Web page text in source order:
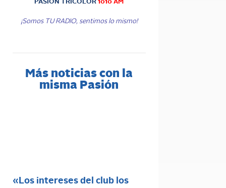
PASIÓN TRICOLOR1010 AM
¡Somos TU RADIO, sentimos lo mismo!
Más noticias con la
misma Pasión
«Los intereses del club los